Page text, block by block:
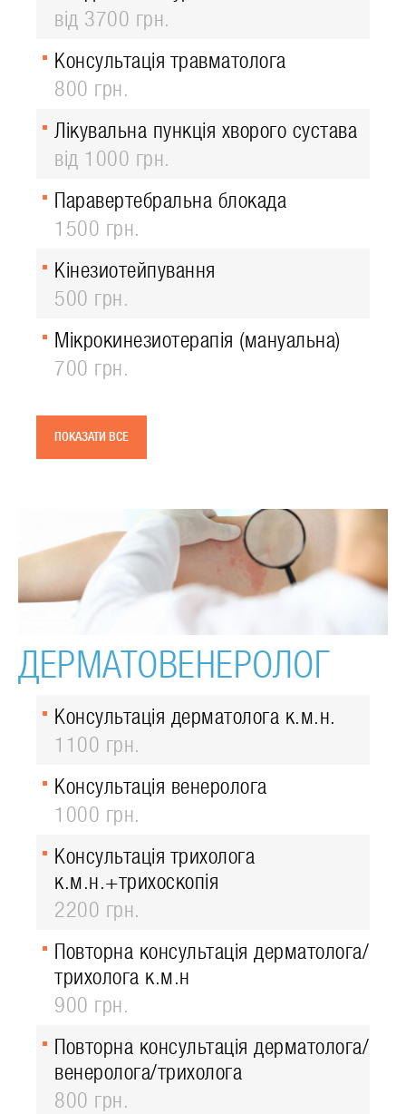
від 3700 грн.
Консультація травматолога
800 грн.
Лікувальна пункція хворого сустава
від 1000 грн.
Паравертебральна блокада
1500 грн.
Кінезиотейпування
500 грн.
Мікрокинезиотерапія (мануальна)
700 грн.
ПОКАЗАТИ ВСЕ
ДЕРМАТОВЕНЕРОЛОГ
Консультація дерматолога к.м.н.
1100 грн.
Консультація венеролога
1000 грн.
Консультація трихолога
к.м.н.+трихоскопія
2200 грн.
Повторна консультація дерматолога/
трихолога к.м.н
900 грн.
Повторна консультація дерматолога/
венеролога/трихолога
800 грн.